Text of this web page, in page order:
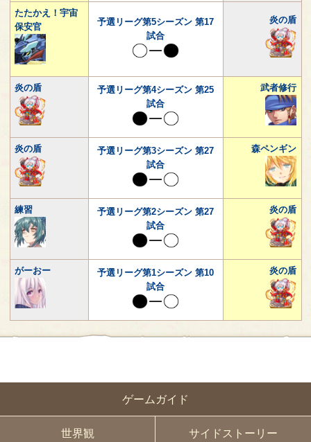
ゲームガイド
世界観 サイドストーリー
たたかえ！宇宙
保安官
予選リーグ第5シーズン 第17
試合
炎の盾
炎の盾
予選リーグ第4シーズン 第25
試合
武者修行
炎の盾
予選リーグ第3シーズン 第27
試合
森ペンギン
練習
予選リーグ第2シーズン 第27
試合
炎の盾
がーおー
予選リーグ第1シーズン 第10
試合
炎の盾